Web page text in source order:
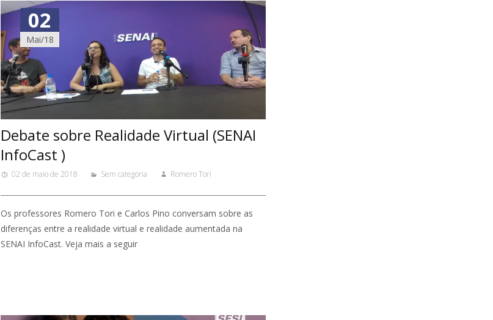
02
Mai/18
Debate sobre Realidade Virtual (SENAI
InfoCast )
02 de maio de 2018 Sem categoria Romero Tori
Os professores Romero Tori e Carlos Pino conversam sobre as
diferenças entre a realidade virtual e realidade aumentada na
SENAI InfoCast. Veja mais a seguir